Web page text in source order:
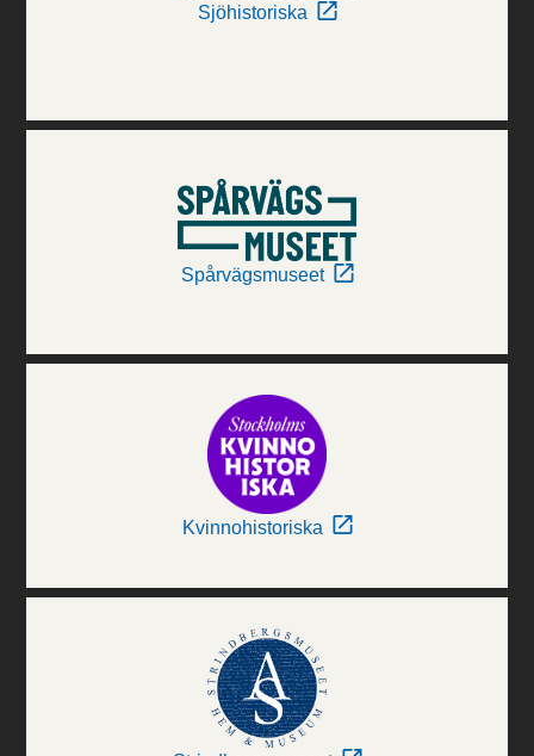
Sjöhistoriska
Spårvägsmuseet
Kvinnohistoriska